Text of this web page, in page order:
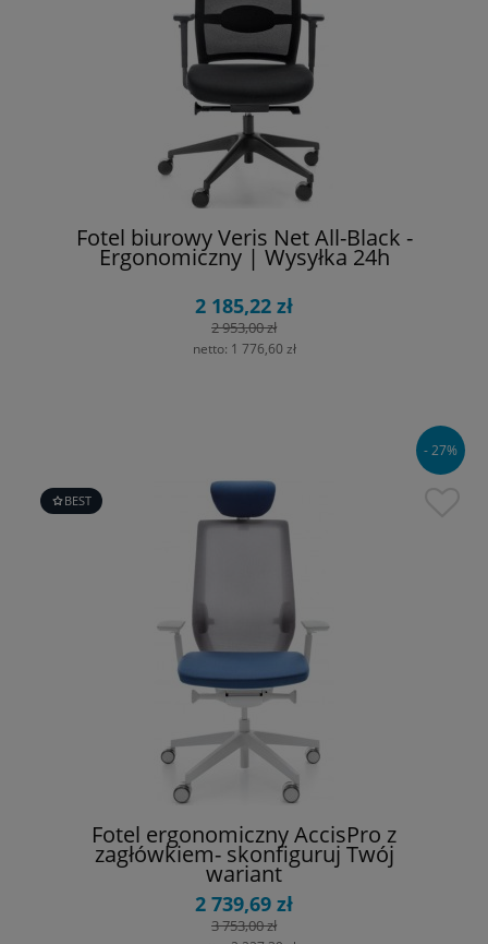
Fotel biurowy Veris Net All-Black -
Ergonomiczny | Wysyłka 24h
2 185,22 zł
2 953,00 zł
netto: 1 776,60 zł
BEST
Fotel ergonomiczny AccisPro z
zagłówkiem- skonfiguruj Twój
wariant
2 739,69 zł
3 753,00 zł
- 27%